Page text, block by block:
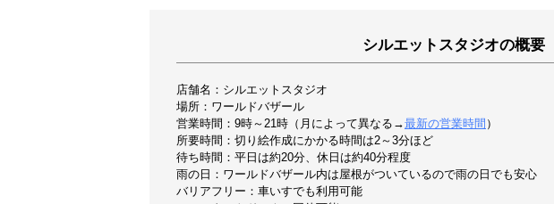
シルエットスタジオの概要
店舗名：シルエットスタジオ
場所：ワールドバザール
営業時間：9時～21時（月によって異なる→最新の営業時間 ）
所要時間：切り絵作成にかかる時間は2～3分ほど
待ち時間：平日は約20分、休日は約40分程度
雨の日：ワールドバザール内は屋根がついているので雨の日でも安心
バリアフリー：車いすでも利用可能